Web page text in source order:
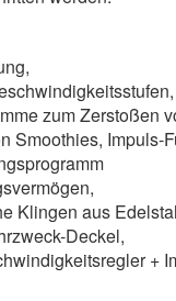
zum Zerstoßen
Smoothies, Impuls-
Klingen aus
Deckel,
+